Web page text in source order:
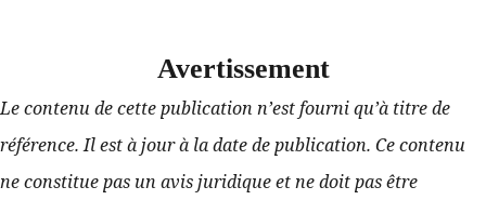
Avertissement
Le contenu de cette publication n’est fourni qu’à titre de
référence. Il est à jour à la date de publication. Ce contenu
ne constitue pas un avis juridique et ne doit pas être